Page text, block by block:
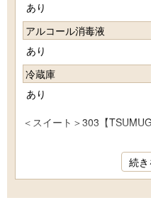
あり
アルコール消毒液
あり
冷蔵庫
あり
＜スイート＞303【
■広さ 105平米（ルーム続